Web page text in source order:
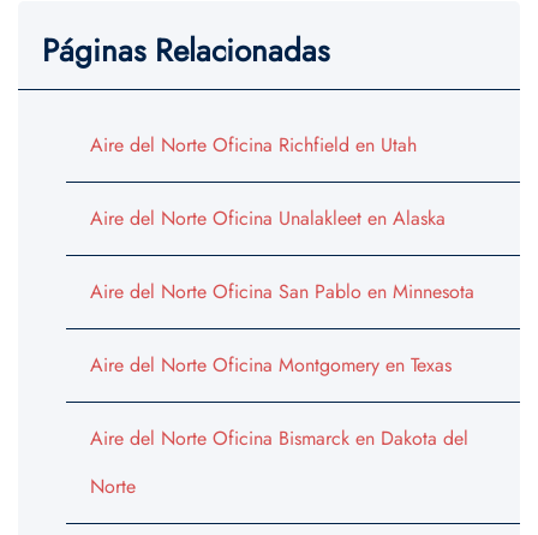
Páginas Relacionadas
Aire del Norte Oficina Richfield en Utah
Aire del Norte Oficina Unalakleet en Alaska
Aire del Norte Oficina San Pablo en Minnesota
Aire del Norte Oficina Montgomery en Texas
Aire del Norte Oficina Bismarck en Dakota del
Norte